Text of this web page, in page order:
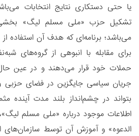
یا حتی دستکاری نتایج انتخابات
تشکیل حزب «ملی مسلم لیگ» بخشی
می‌باشد؛ برنامه‌ای که هدف آن استفاده
برای مقابله با انبوهی از گروه‌های‌
حملات خود قرار می‌دهند و در عین
جریان سیاسی جایگزین در فضای
بتواند در چشم‌انداز بلند مدت آینده
اطلاعات موجود درباره «ملی مسلم
الدعوه» و آموزش آن توسط سازمان‌های